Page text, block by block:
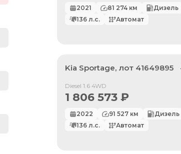
2021 81 274 км
Дизель
136 л.с. Автомат
Kia Sportage, лот 41649895
Продан
Diesel 1.6 4WD
1 806 573 ₽
2022 91 527 км
Дизель
136 л.с. Автомат